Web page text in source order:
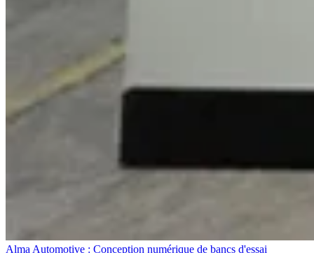
Alma Automotive : Conception numérique de bancs d'essai